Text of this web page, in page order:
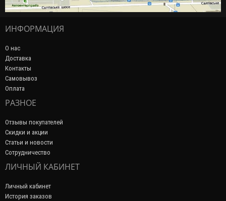
ИНФОРМАЦИЯ
О нас
Доставка
Контакты
Самовывоз
Оплата
РАЗНОЕ
Отзывы покупателей
Скидки и акции
Статьи и новости
Сотрудничество
ЛИЧНЫЙ КАБИНЕТ
Личный кабинет
История заказов